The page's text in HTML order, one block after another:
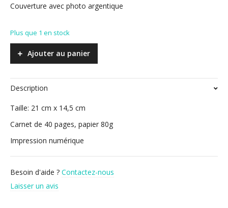
Couverture avec photo argentique
Plus que 1 en stock
Ajouter au panier
Description
Taille: 21 cm x 14,5 cm
Carnet de 40 pages, papier 80g
Impression numérique
Besoin d'aide ? Contactez-nous
Laisser un avis